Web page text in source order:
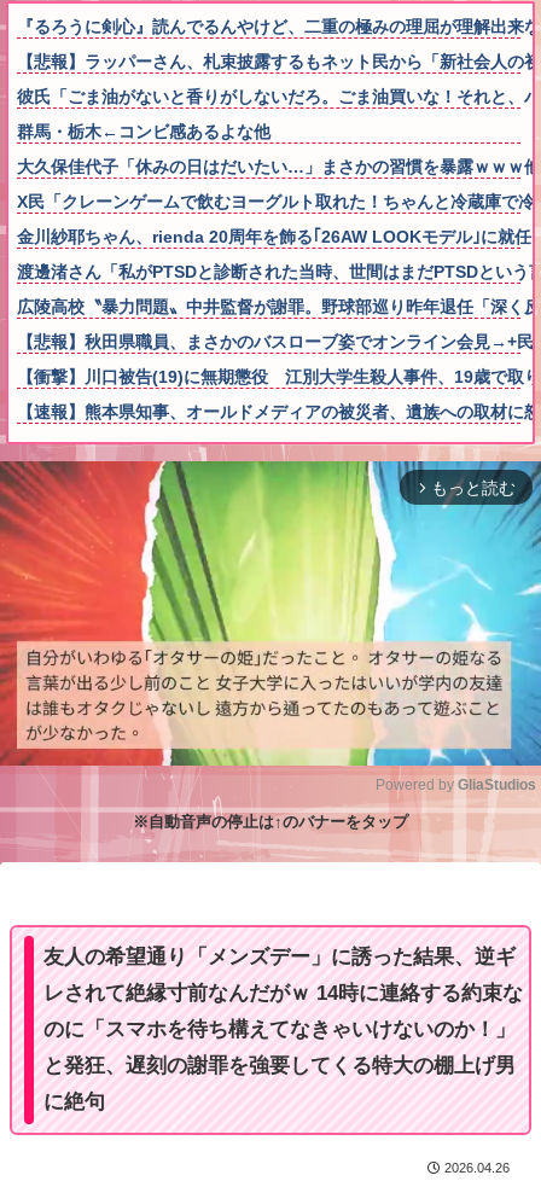
『るろうに剣心』読んでるんやけど、二重の極みの理屈が理解出来
【悲報】ラッパーさん、札束披露するもネット民から「新社会人の
彼氏「ごま油がないと香りがしないだろ。ごま油買いな！それと
群馬・栃木←コンビ感あるよな他
大久保佳代子「休みの日はだいたい…」まさかの習慣を暴露ｗｗｗ他
X民「クレーンゲームで飲むヨーグルト取れた！ちゃんと冷蔵庫で
金川紗耶ちゃん、rienda 20周年を飾る｢26AW LOOKモデル｣に就任
渡邊渚さん「私がPTSDと診断された当時、世間はまだPTSDという
広陵高校〝暴力問題〟中井監督が謝罪。野球部巡り昨年退任「深く
【悲報】秋田県職員、まさかのバスローブ姿でオンライン会見→+
【衝撃】川口被告(19)に無期懲役 江別大学生殺人事件、19歳で取
【速報】熊本県知事、オールドメディアの被災者、遺族への取材に
arrow_forward_ios もっと読む
u
Powered by GliaStudios
※自動音声の停止は↑のバナーをタップ
友人の希望通り「メンズデー」に誘った結果、逆ギ
レされて絶縁寸前なんだがｗ 14時に連絡する約束な
のに「スマホを待ち構えてなきゃいけないのか！」
と発狂、遅刻の謝罪を強要してくる特大の棚上げ男
に絶句
2026.04.26